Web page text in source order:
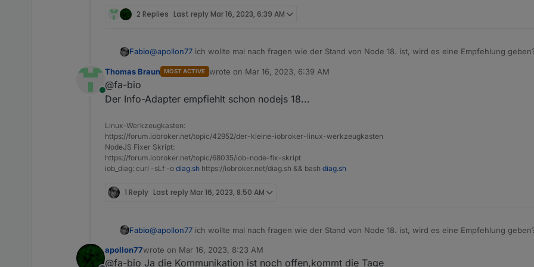
2 Replies Last reply Mar 16, 2023, 6:39 AM
Fabio@apollon77 ich wollte mal nach fragen wie der Stand von Node 18. ist, wird es eine Empfehlung
Herzliche Grüße
Online
Thomas Braun MOST ACTIVE wrote on Mar 16, 2023, 6:39 AM
last edited by
@fa-bio
Der Info-Adapter empfiehlt schon nodejs 18...
Linux-Werkzeugkasten:
https://forum.iobroker.net/topic/42952/der-kleine-iobroker-linux-werkzeugkasten
NodeJS Fixer Skript:
https://forum.iobroker.net/topic/68035/iob-node-fix-skript
iob_diag: curl -sLf -o diag.sh https://iobroker.net/diag.sh && bash diag.sh
1 Reply Last reply Mar 16, 2023, 8:50 AM
Fabio@apollon77 ich wollte mal nach fragen wie der Stand von Node 18. ist, wird es eine Empfehlung
Herzliche Grüße
Fabio
apollon77wrote on Mar 16, 2023, 8:23 AM
last edited by
@fa-bio Ja die Kommunikation ist noch offen,kommt die Tage